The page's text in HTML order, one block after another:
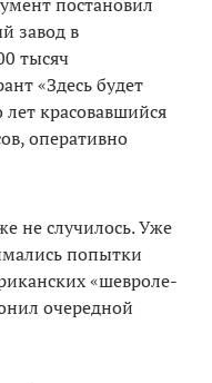
завод в
тысяч
«Здесь будет
красовавшийся
оперативно
не случилось. Уже
попытки
«шевроле-
очередной